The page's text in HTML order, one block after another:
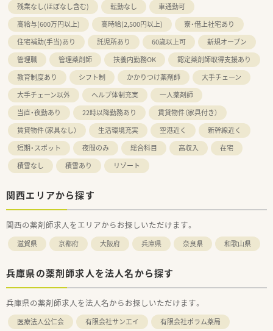
残業なし(ほぼなし含む)
転勤なし
車通勤可
高給与(600万円以上)
高時給(2,500円以上)
寮・借上社宅あり
住宅補助(手当)あり
託児所あり 60歳以上可
新規オープン
管理職
管理薬剤師 扶養内勤務OK
認定薬剤師取得支援あり
教育制度あり
シフト制 かかりつけ薬剤師
大手チェーン
大手チェーン以外
ヘルプ体制充実
一人薬剤師
当直・夜勤あり
22時以降勤務あり
賃貸物件（家具付き）
賃貸物件（家具なし）
生活環境充実 空港近く
新幹線近く
短期・スポット
夜間のみ 総合科目 高収入
在宅
積雪なし
積雪あり リゾート
関西エリアから探す
関西の薬剤師求人をエリアからお探しいただけます。
滋賀県 京都府 大阪府 兵庫県 奈良県 和歌山県
兵庫県の薬剤師求人を法人名から探す
兵庫県の薬剤師求人を法人名からお探しいただけます。
医療法人公仁会 有限会社サンエイ 有限会社ポラム薬局